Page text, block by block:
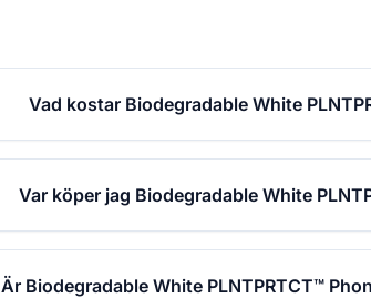
Vad kostar Biodegradable White
Var köper jag Biodegradable White
Är Biodegradable White PLNTPRTCT™